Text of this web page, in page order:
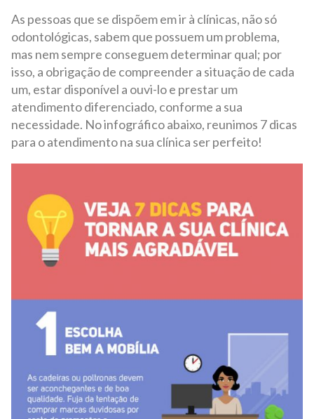
As pessoas que se dispõem em ir à clínicas, não só
odontológicas, sabem que possuem um problema,
mas nem sempre conseguem determinar qual; por
isso, a obrigação de compreender a situação de cada
um, estar disponível a ouvi-lo e prestar um
atendimento diferenciado, conforme a sua
necessidade. No infográfico abaixo, reunimos 7 dicas
para o atendimento na sua clínica ser perfeito!